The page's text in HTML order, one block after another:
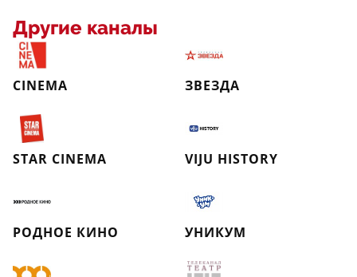
Другие каналы
CINEMA ЗВЕЗДА
STAR CINEMA VIJU HISTORY
РОДНОЕ КИНО УНИКУМ